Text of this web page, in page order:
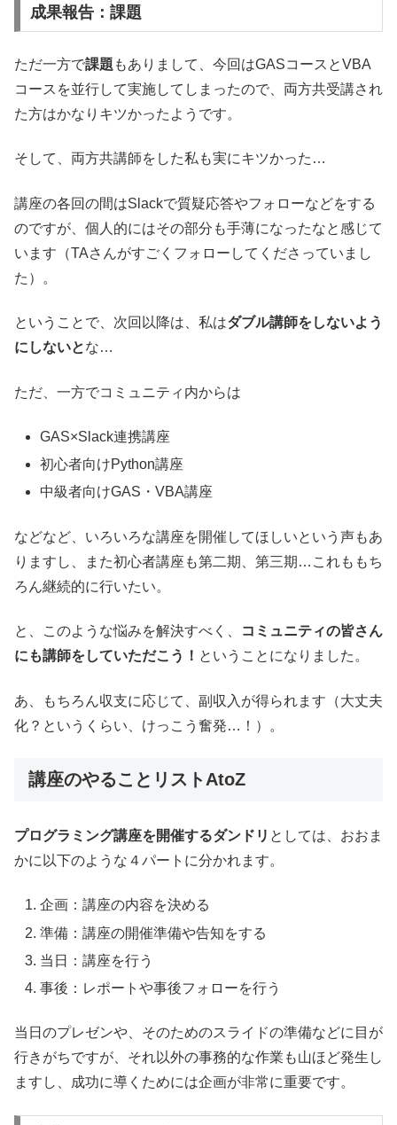
成果報告：課題
ただ一方で課題 もありまして、今回はGASコースとVBA
コースを並行して実施してしまったので、両方共受講され
た方はかなりキツかったようです。
そして、両方共講師をした私も実にキツかった…
講座の各回の間はSlackで質疑応答やフォローなどをする
のですが、個人的にはその部分も手薄になったなと感じて
います（TAさんがすごくフォローしてくださっていまし
た）。
ということで、次回以降は、私はダブル講師をしないよう
にしないとな…
ただ、一方でコミュニティ内からは
GAS×Slack連携講座
初心者向けPython講座
中級者向けGAS・VBA講座
などなど、いろいろな講座を開催してほしいという声もあ
りますし、また初心者講座も第二期、第三期…これももち
ろん継続的に行いたい。
と、このような悩みを解決すべく、
コミュニティの皆さん
にも講師をしていただこう！ ということになりました。
あ、もちろん収支に応じて、副収入が得られます（大丈夫
化？というくらい、けっこう奮発…！）。
講座のやることリストAtoZ
プログラミング講座を開催するダンドリ としては、おおま
かに以下のような４パートに分かれます。
企画：講座の内容を決める
準備：講座の開催準備や告知をする
当日：講座を行う
事後：レポートや事後フォローを行う
当日のプレゼンや、そのためのスライドの準備などに目が
行きがちですが、それ以外の事務的な作業も山ほど発生し
ますし、成功に導くためには企画が非常に重要です。